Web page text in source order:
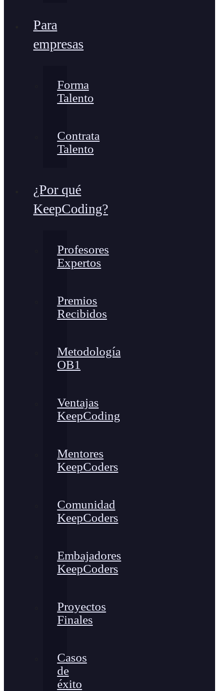
Para
empresas
Forma
Talento
Contrata
Talento
¿Por qué
KeepCoding?
Profesores
Expertos
Premios
Recibidos
Metodología
OB1
Ventajas
KeepCoding
Mentores
KeepCoders
Comunidad
KeepCoders
Embajadores
KeepCoders
Proyectos
Finales
Casos
de
éxito